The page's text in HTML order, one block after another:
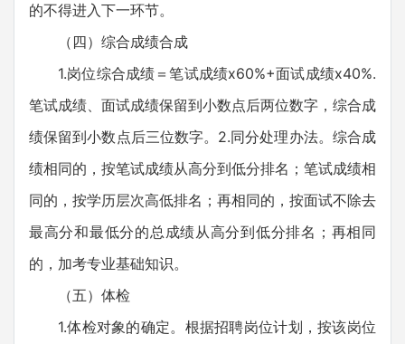
的不得进入下一环节。
（四）综合成绩合成
1.岗位综合成绩＝笔试成绩x60%+面试成绩x40%.
笔试成绩、面试成绩保留到小数点后两位数字，综合成
绩保留到小数点后三位数字。2.同分处理办法。综合成
绩相同的，按笔试成绩从高分到低分排名；笔试成绩相
同的，按学历层次高低排名；再相同的，按面试不除去
最高分和最低分的总成绩从高分到低分排名；再相同
的，加考专业基础知识。
（五）体检
1.体检对象的确定。根据招聘岗位计划，按该岗位